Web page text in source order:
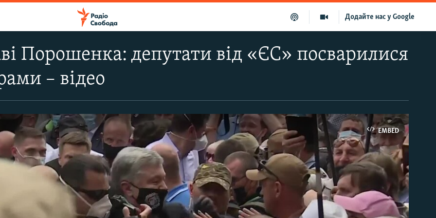
Додайте нас у Google
Порошенка: депутати від «ЄС» посварилися
– відео
EMBED